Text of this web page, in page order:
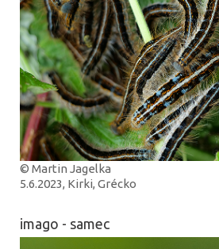
© Martin Jagelka
5.6.2023, Kirki, Grécko
imago - samec